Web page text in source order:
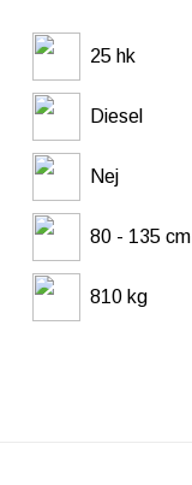
25 hk
Diesel
Nej
80 - 135 cm
810 kg